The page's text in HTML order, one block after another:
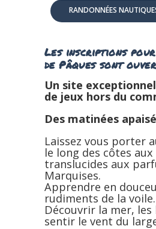
RANDONNÉES
Les inscriptions
de Pâques sont
Un site
de jeux hors du
Des matinées
Laissez vous porter
le long des côtes aux
translucides aux
Marquises.
Apprendre en
rudiments de la voile.
Découvrir la mer,
sentir le vent du